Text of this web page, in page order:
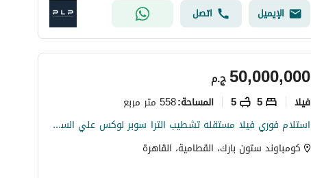
الإيميل اتصل
ج.م50,000,000
فیلا 5
5 المساحة:558 متر مربع
استلام فوري فيلا مستقله تشطيب الترا سوبر لوكس علي السكن سعر مميز لسرعه البيع في كمبوند ستون بارك
كومباوند ستون بارك، القطامية، القاهرة